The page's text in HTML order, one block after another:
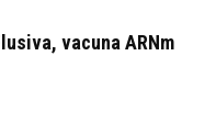
vacuna ARNm